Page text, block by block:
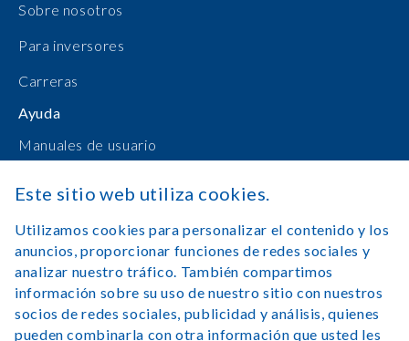
Sobre nosotros
Para inversores
Carreras
Ayuda
Manuales de usuario
Registrarse
Este sitio web utiliza cookies.
Utilizamos cookies para personalizar el contenido y los
anuncios, proporcionar funciones de redes sociales y
analizar nuestro tráfico. También compartimos
información sobre su uso de nuestro sitio con nuestros
socios de redes sociales, publicidad y análisis, quienes
pueden combinarla con otra información que usted les